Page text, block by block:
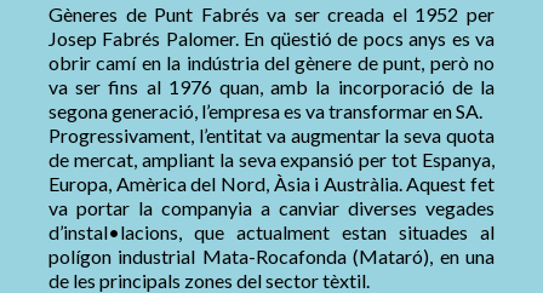
Gèneres de Punt Fabrés va ser creada el 1952 per
Josep Fabrés Palomer. En qüestió de pocs anys es va
obrir camí en la indústria del gènere de punt, però no
va ser fins al 1976 quan, amb la incorporació de la
segona generació, l’empresa es va transformar en SA.
Progressivament, l’entitat va augmentar la seva quota
de mercat, ampliant la seva expansió per tot Espanya,
Europa, Amèrica del Nord, Àsia i Austràlia. Aquest fet
va portar la companyia a canviar diverses vegades
d’instal•lacions, que actualment estan situades al
polígon industrial Mata-Rocafonda (Mataró), en una
de les principals zones del sector tèxtil.